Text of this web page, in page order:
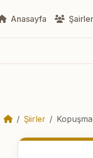
Anasayfa Şairler
Şiirler Kopuşma